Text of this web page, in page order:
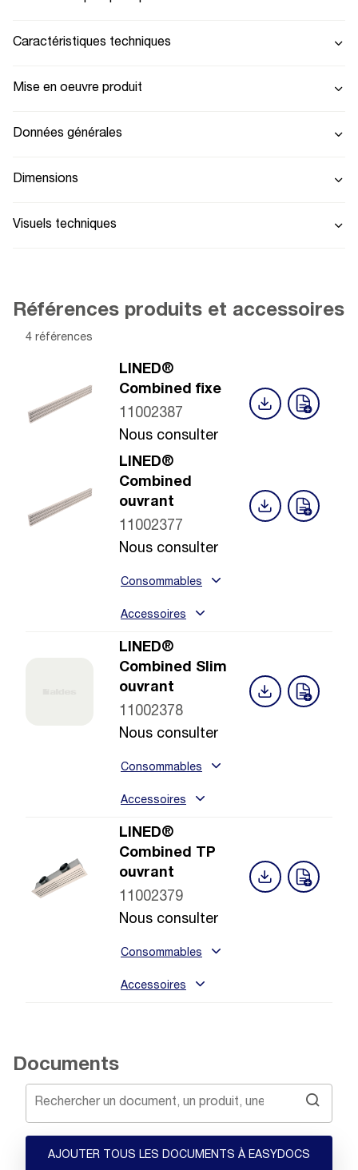
Caractéristiques techniques
Mise en oeuvre produit
Données générales
Dimensions
Visuels techniques
Références produits et accessoires
4 références
LINED®
Combined fixe
11002387
Nous consulter
LINED®
Combined
ouvrant
11002377
Nous consulter
Consommables
Accessoires
LINED®
Combined Slim
ouvrant
11002378
Nous consulter
Consommables
Accessoires
LINED®
Combined TP
ouvrant
11002379
Nous consulter
Consommables
Accessoires
Documents
AJOUTER TOUS LES DOCUMENTS À EASYDOCS